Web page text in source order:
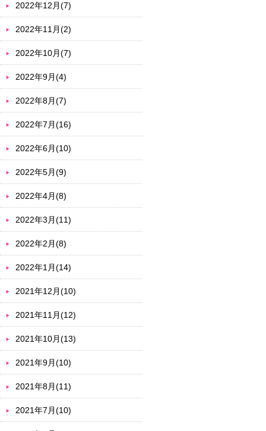
2022年12月(7)
2022年11月(2)
2022年10月(7)
2022年9月(4)
2022年8月(7)
2022年7月(16)
2022年6月(10)
2022年5月(9)
2022年4月(8)
2022年3月(11)
2022年2月(8)
2022年1月(14)
2021年12月(10)
2021年11月(12)
2021年10月(13)
2021年9月(10)
2021年8月(11)
2021年7月(10)